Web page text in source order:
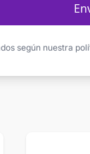
según nuestra